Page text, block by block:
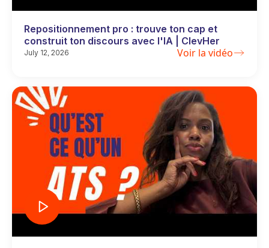
Repositionnement pro : trouve ton cap et
construit ton discours avec l'IA | ClevHer
July 12, 2026 Voir la vidéo